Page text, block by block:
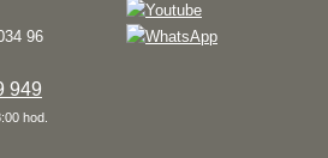
96
949
hod.